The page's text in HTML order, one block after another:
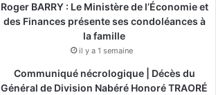
Roger BARRY : Le Ministère de l’Économie et
des Finances présente ses condoléances à
la famille
il y a 1 semaine
Communiqué nécrologique | Décès du
Général de Division Nabéré Honoré TRAORÉ